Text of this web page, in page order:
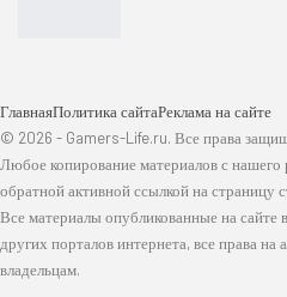
ГлавнаяПолитика сайтаРеклама на сайте
© 2026 - Gamers-Life.ru. Все права
Любое копирование материалов с нашего
обратной активной ссылкой на страницу
Все материалы опубликованные на сайте
других порталов интернета, все права
владельцам.